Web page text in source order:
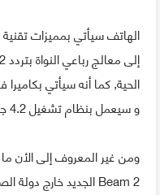
و سيعمل بنظام تشغيل 4.2 جيلي بين.
Beam 2 الجديد خارج دولة الصين و عن ثمن تسويقه.